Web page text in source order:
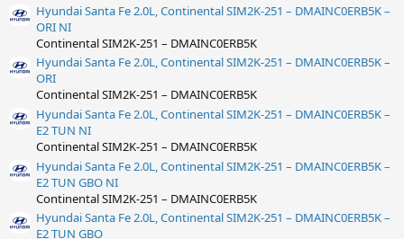
Hyundai Santa Fe 2.0L, Continental SIM2K-251 – DMAINC0ERB5K –
ORI NI
Continental SIM2K-251 – DMAINC0ERB5K
Hyundai Santa Fe 2.0L, Continental SIM2K-251 – DMAINC0ERB5K –
ORI
Continental SIM2K-251 – DMAINC0ERB5K
Hyundai Santa Fe 2.0L, Continental SIM2K-251 – DMAINC0ERB5K –
E2 TUN NI
Continental SIM2K-251 – DMAINC0ERB5K
Hyundai Santa Fe 2.0L, Continental SIM2K-251 – DMAINC0ERB5K –
E2 TUN GBO NI
Continental SIM2K-251 – DMAINC0ERB5K
Hyundai Santa Fe 2.0L, Continental SIM2K-251 – DMAINC0ERB5K –
E2 TUN GBO